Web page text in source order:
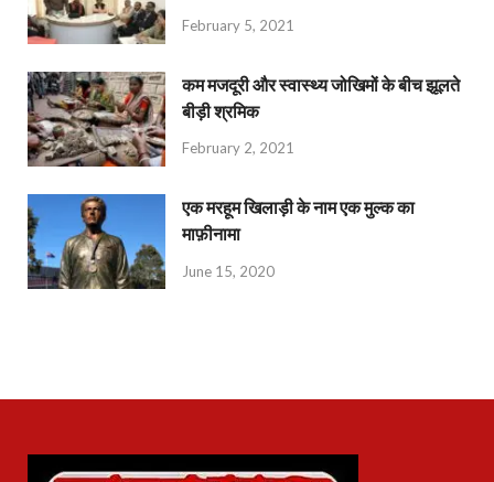
February 5, 2021
कम मजदूरी और स्वास्थ्य जोखिमों के बीच झूलते
बीड़ी श्रमिक
February 2, 2021
एक मरहूम खिलाड़ी के नाम एक मुल्क का
माफ़ीनामा
June 15, 2020